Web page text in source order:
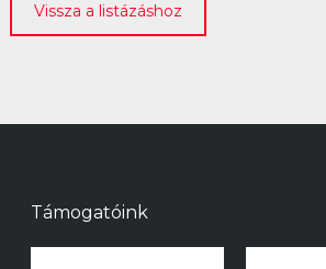
Vissza a listázáshoz
Támogatóink